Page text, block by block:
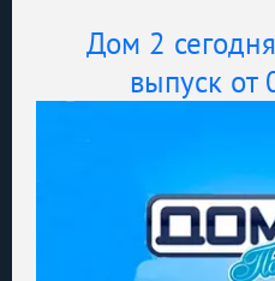
Дом 2
выпуск от